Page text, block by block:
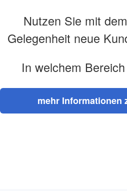
Nutzen Sie mit
Gelegenheit neue
In welchem
mehr Informationen